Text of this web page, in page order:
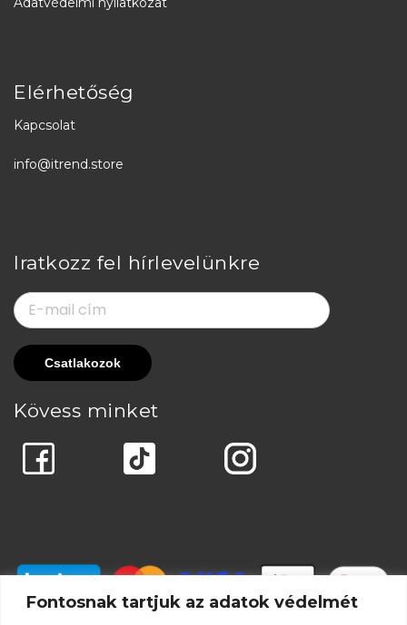
Fontosnak tartjuk az adatok védelmét
Elérhetőség
Kapcsolat
info@itrend.store
Iratkozz fel hírlevelünkre
Kövess minket